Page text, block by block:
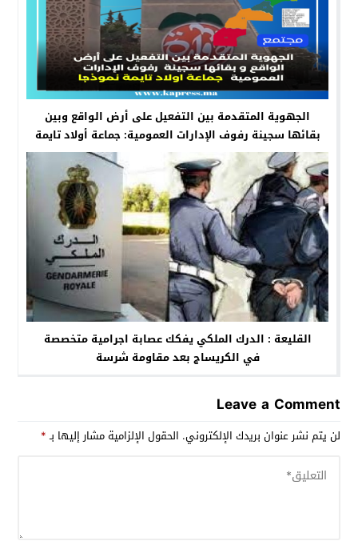
الجهوية المتقدمة بين التفعيل على أرض الواقع وبين
بقائها سجينة رفوف الإدارات العمومية: جماعة أولاد تايمة
نموذجا
القليعة : الدرك الملكي يفكك عصابة اجرامية متخصصة
في الكريساج بعد مقاومة شرسة
Leave a Comment
لن يتم نشر عنوان بريدك الإلكتروني. الحقول الإلزامية مشار إليها بـ*